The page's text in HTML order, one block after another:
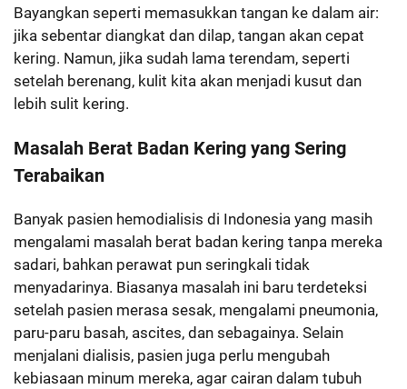
Bayangkan seperti memasukkan tangan ke dalam air:
jika sebentar diangkat dan dilap, tangan akan cepat
kering. Namun, jika sudah lama terendam, seperti
setelah berenang, kulit kita akan menjadi kusut dan
lebih sulit kering.
Masalah Berat Badan Kering yang Sering
Terabaikan
Banyak pasien hemodialisis di Indonesia yang masih
mengalami masalah berat badan kering tanpa mereka
sadari, bahkan perawat pun seringkali tidak
menyadarinya. Biasanya masalah ini baru terdeteksi
setelah pasien merasa sesak, mengalami pneumonia,
paru-paru basah, ascites, dan sebagainya. Selain
menjalani dialisis, pasien juga perlu mengubah
kebiasaan minum mereka, agar cairan dalam tubuh